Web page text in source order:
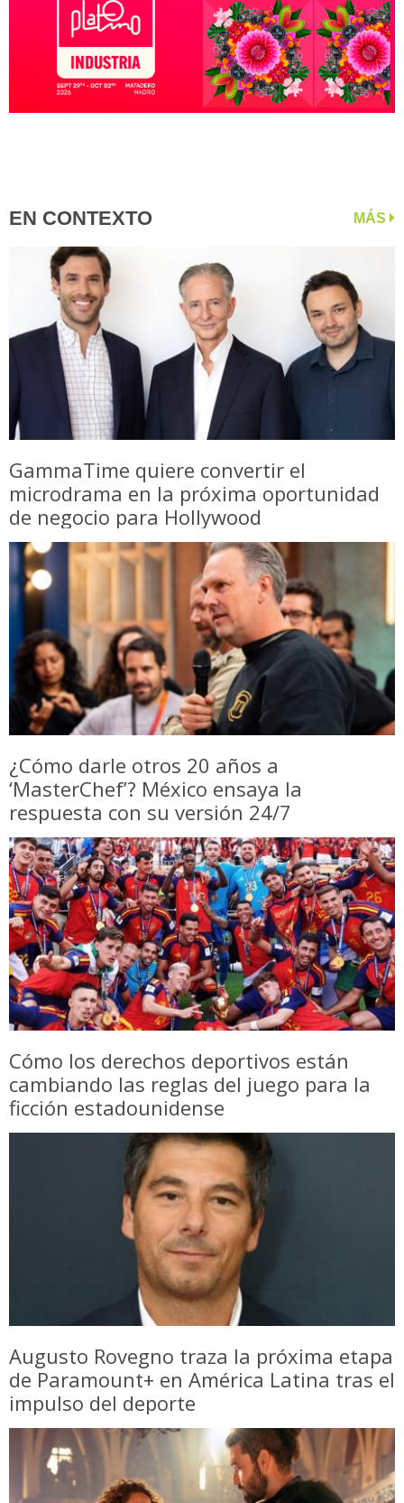
EN CONTEXTO MÁS
GammaTime quiere convertir el
microdrama en la próxima oportunidad
de negocio para Hollywood
¿Cómo darle otros 20 años a
‘MasterChef’? México ensaya la
respuesta con su versión 24/7
Cómo los derechos deportivos están
cambiando las reglas del juego para la
ficción estadounidense
Augusto Rovegno traza la próxima etapa
de Paramount+ en América Latina tras el
impulso del deporte